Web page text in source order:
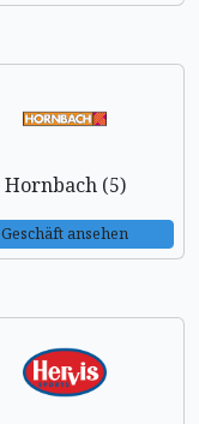
Hornbach (5)
Geschäft ansehen